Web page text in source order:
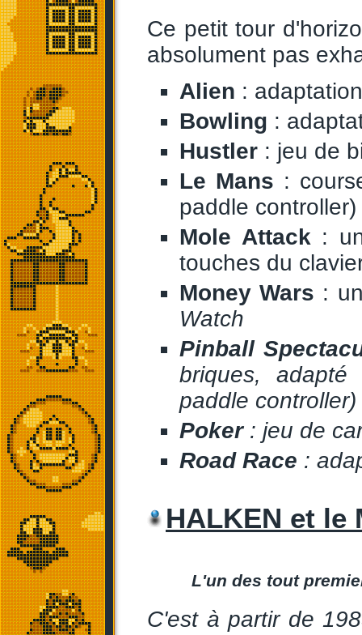
Ce petit tour
absolument pas
Alien :
Bowling :
Hustler : jeu de
Le Mans :
paddle controller)
Mole Attack :
touches du
Money Wars :
Watch
Pinball
briques,
paddle controller)
Poker: jeu de
Road Race :
HALKEN et le
L'un des tout
C'est à partir de